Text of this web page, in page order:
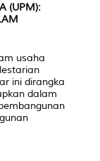
(UPM):
usaha
ini dirangka
dalam